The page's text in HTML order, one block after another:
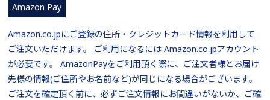
Amazon Pay
Amazon.co.jpにご登録の住所・クレジットカード情報を利用して
ご注文いただけます。 ご利用になるには Amazon.co.jpアカウント
が必要です。 AmazonPayをご利用頂く際に、ご注文者様とお届け
先様の情報(ご住所やお名前など)が同じになる場合がございます。
ご注文を確定頂く前に、必ずご注文情報にお間違いがないか、ご確